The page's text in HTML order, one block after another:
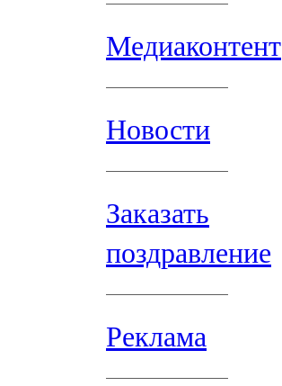
Медиаконтент
Новости
Заказать
поздравление
Реклама